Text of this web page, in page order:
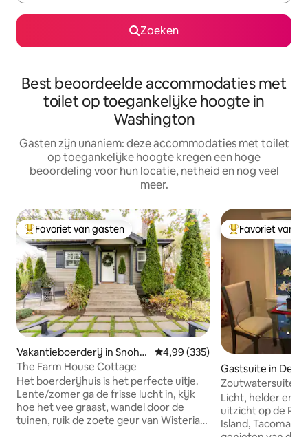
Zoeken
Best beoordeelde accommodaties met
toilet op toegankelijke hoogte in
Washington
Gasten zijn unaniem: deze accommodaties met toilet
op toegankelijke hoogte kregen een hoge
beoordeling voor hun locatie, netheid en nog veel
meer.
Topfavoriet van gasten
Favoriet van gasten
Vakantieboerderij in Snoho
mish
Gemiddelde beoordeling van
4,99 (335)
The Farm House Cottage
Het boerderijhuis is het perfecte uitje.
Lente/zomer ga de frisse lucht in, kijk
hoe het vee graast, wandel door de
tuinen, ruik de zoete geur van Wisteria
Topfavoriet van
Favoriet van
Gastsuite in Des
Zoutwatersuite
tuinen wachten
Licht, helder en
uitzicht op de
Island, Tacoma